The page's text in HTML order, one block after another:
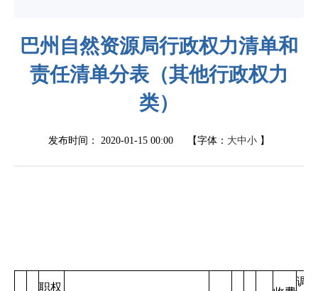
巴州自然资源局行政权力清单和
责任清单分表（其他行政权力
类）
发布时间： 2020-01-15 00:00 【字体： 大中小 】
职权
调